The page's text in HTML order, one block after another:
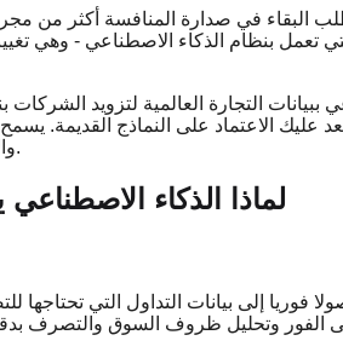
البقاء في صدارة المنافسة أكثر من
التي تعمل بنظام الذكاء الاصطناعي - وهي
عليك الاعتماد على النماذج القديمة.
والاستراتيجيات التكيفية ، وتخصيص الموارد بشكل أفضل.
لماذا الذكاء الاصطناعي
فوريا إلى بيانات التداول التي